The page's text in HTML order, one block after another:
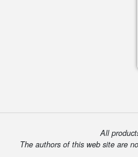
All
The authors of this web site are